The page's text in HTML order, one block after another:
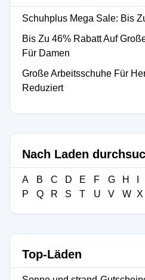
Schuhplus Mega Sale: Bis
Bis Zu 46% Rabatt Auf
Für Damen
Große Arbeitsschuhe Für
Reduziert
Nach Laden
A B C D E F G H
P
Q R S T U V W X
Top-Läden